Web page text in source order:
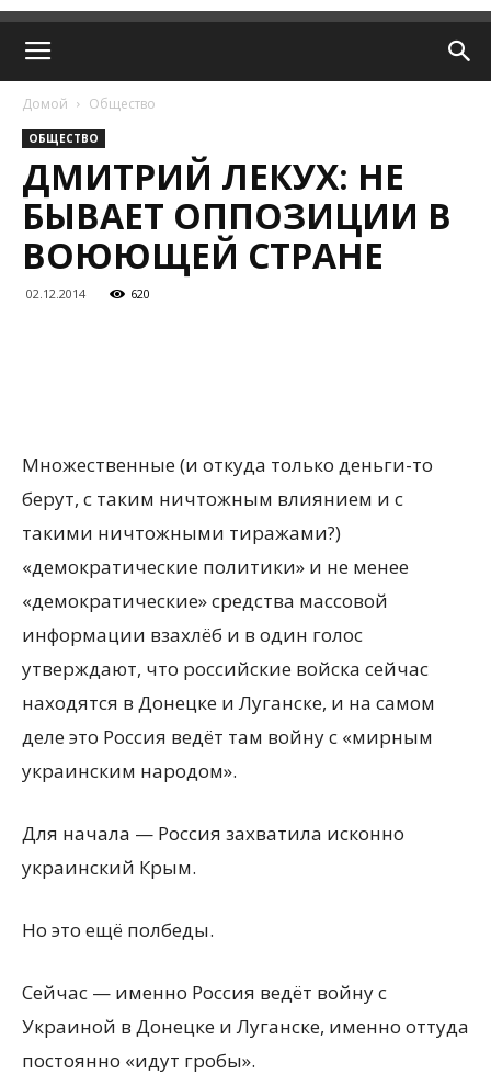
Домой Общество
ОБЩЕСТВО
ДМИТРИЙ ЛЕКУХ: НЕ
БЫВАЕТ ОППОЗИЦИИ В
ВОЮЮЩЕЙ СТРАНЕ
02.12.2014 620
Множественные (и откуда только деньги-то
берут, с таким ничтожным влиянием и с
такими ничтожными тиражами?)
«демократические политики» и не менее
«демократические» средства массовой
информации взахлёб и в один голос
утверждают, что российские войска сейчас
находятся в Донецке и Луганске, и на самом
деле это Россия ведёт там войну с «мирным
украинским народом».
Для начала — Россия захватила исконно
украинский Крым.
Но это ещё полбеды.
Сейчас — именно Россия ведёт войну с
Украиной в Донецке и Луганске, именно оттуда
постоянно «идут гробы».